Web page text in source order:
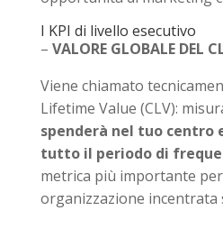
I KPI di livello esecutivo
– VALORE GLOBALE DEL
Viene chiamato
Lifetime Value (CLV):
spenderà nel tuo centro
tutto il periodo di
metrica più importante
organizzazione incentrata